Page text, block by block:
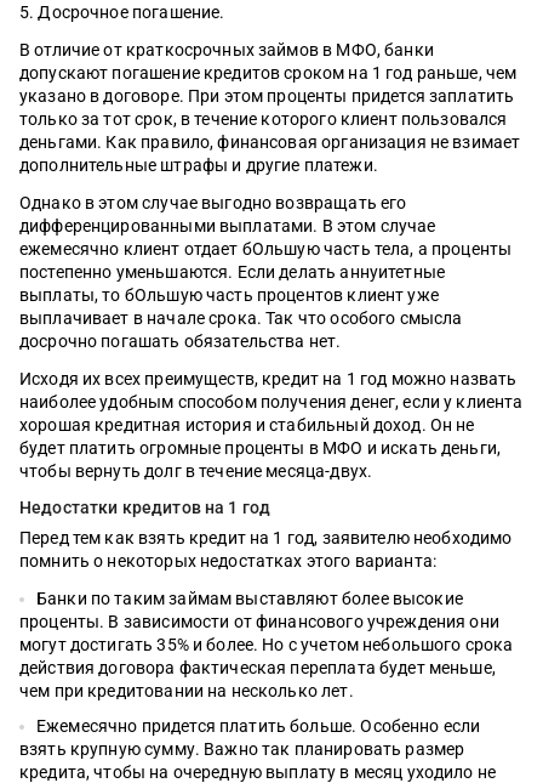
5. Досрочное погашение.
В отличие от краткосрочных займов в МФО, банки
допускают погашение кредитов сроком на 1 год раньше, чем
указано в договоре. При этом проценты придется заплатить
только за тот срок, в течение которого клиент пользовался
деньгами. Как правило, финансовая организация не взимает
дополнительные штрафы и другие платежи.
Однако в этом случае выгодно возвращать его
дифференцированными выплатами. В этом случае
ежемесячно клиент отдает бОльшую часть тела, а проценты
постепенно уменьшаются. Если делать аннуитетные
выплаты, то бОльшую часть процентов клиент уже
выплачивает в начале срока. Так что особого смысла
досрочно погашать обязательства нет.
Исходя их всех преимуществ, кредит на 1 год можно назвать
наиболее удобным способом получения денег, если у клиента
хорошая кредитная история и стабильный доход. Он не
будет платить огромные проценты в МФО и искать деньги,
чтобы вернуть долг в течение месяца-двух.
Недостатки кредитов на 1 год
Перед тем как взять кредит на 1 год, заявителю необходимо
помнить о некоторых недостатках этого варианта:
Банки по таким займам выставляют более высокие
проценты. В зависимости от финансового учреждения они
могут достигать 35% и более. Но с учетом небольшого срока
действия договора фактическая переплата будет меньше,
чем при кредитовании на несколько лет.
Ежемесячно придется платить больше. Особенно если
взять крупную сумму. Важно так планировать размер
кредита, чтобы на очередную выплату в месяц уходило не